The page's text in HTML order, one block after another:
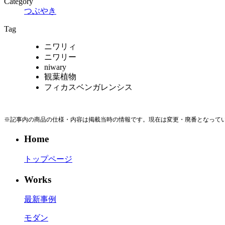
つぶやき
Tag
ニワリィ
ニワリー
niwary
観葉植物
フィカスベンガレンシス
※記事内の商品の仕様・内容は掲載当時の情報です。現在は変更・廃番となって
Home
トップページ
Works
最新事例
モダン